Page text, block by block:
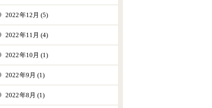
2022年12月 (5)
2022年11月 (4)
2022年10月 (1)
2022年9月 (1)
2022年8月 (1)